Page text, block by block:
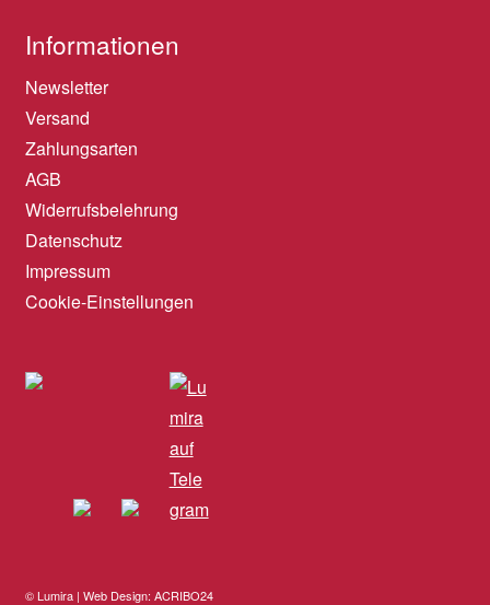
Informationen
Newsletter
Versand
Zahlungsarten
AGB
Widerrufsbelehrung
Datenschutz
Impressum
Cookie-Einstellungen
© Lumira | Web Design: ACRIBO24